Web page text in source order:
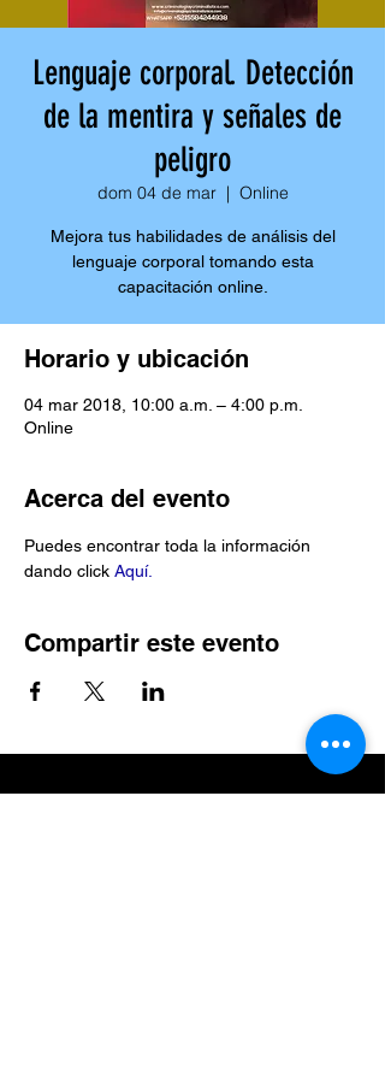
Lenguaje corporal. Detección
de la mentira y señales de
peligro
dom 04 de mar
  |
Online
Mejora tus habilidades de análisis del
lenguaje corporal tomando esta
capacitación online.
Horario y ubicación
04 mar 2018, 10:00 a.m. – 4:00 p.m.
Online
Acerca del evento
Puedes encontrar toda la información
dando click Aquí.
Compartir este evento